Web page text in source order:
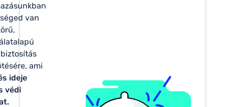
van
ami
ideje
védi